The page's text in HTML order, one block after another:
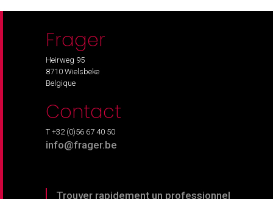
Frager
Heirweg 95
8710 Wielsbeke
Belgique
Contact
T +32 (0)56 67 40 50
info@frager.be
Trouver rapidement un professionnel